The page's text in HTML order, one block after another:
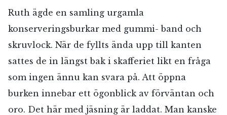
Ruth ägde en samling urgamla
konserveringsburkar med gummi- band och
skruvlock. När de fyllts ända upp till kanten
sattes de in längst bak i skafferiet likt en fråga
som ingen ännu kan svara på. Att öppna
burken innebar ett ögonblick av förväntan och
oro. Det här med jäsning är laddat. Man kanske